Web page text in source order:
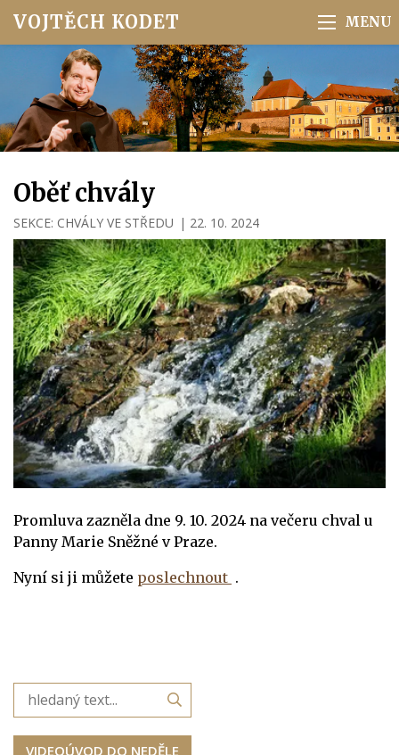
VOJTĚCH KODET
Oběť chvály
SEKCE: CHVÁLY VE STŘEDU | 22. 10. 2024
Promluva zazněla dne 9. 10. 2024 na večeru chval u
Panny Marie Sněžné v Praze.
Nyní si ji můžete poslechnout .
VIDEOÚVOD DO NEDĚLE